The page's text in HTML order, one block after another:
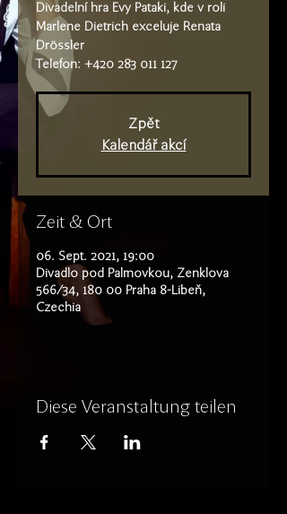
Divadelní hra Evy Pataki, kde v roli
Marlene Dietrich exceluje Renata
Drössler
Telefon: +420 283 011 127
Zpět
Kalendář akcí
Zeit & Ort
06. Sept. 2021, 19:00
Divadlo pod Palmovkou, Zenklova
566/34, 180 00 Praha 8-Libeň,
Czechia
Diese Veranstaltung teilen